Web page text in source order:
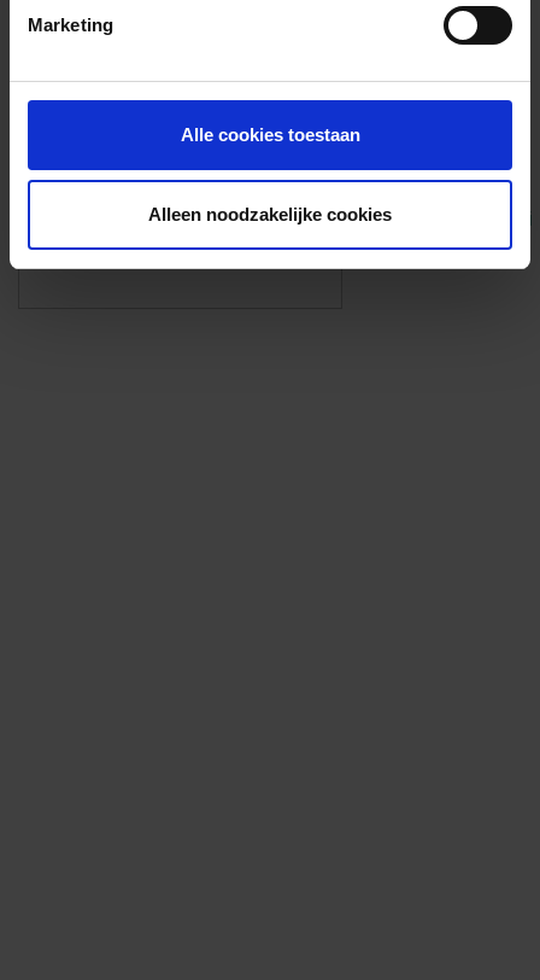
Marketing
Alle cookies toestaan
Alleen noodzakelijke cookies
Foto’s ({{photos.length}})
Eigen foto’s